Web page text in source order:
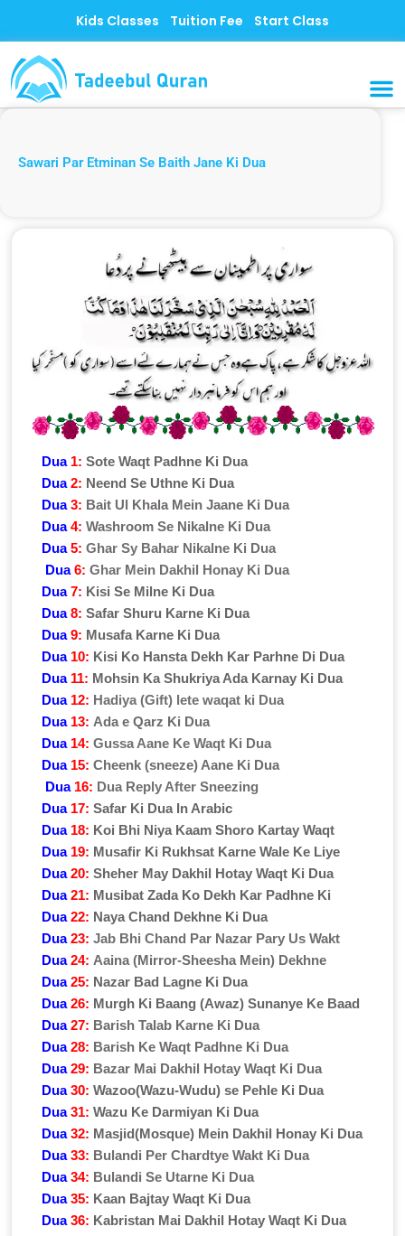
content
Kids Classes Tuition Fee Start Class
Sawari Par Etminan Se Baith Jane Ki Dua
Dua 1: Sote Waqt Padhne Ki Dua
Dua 2: Neend Se Uthne Ki Dua
Dua 3: Bait Ul Khala Mein Jaane Ki Dua
Dua 4: Washroom Se Nikalne Ki Dua
Dua 5: Ghar Sy Bahar Nikalne Ki Dua
Dua 6: Ghar Mein Dakhil Honay Ki Dua
Dua 7: Kisi Se Milne Ki Dua
Dua 8: Safar Shuru Karne Ki Dua
Dua 9: Musafa Karne Ki Dua
Dua 10: Kisi Ko Hansta Dekh Kar Parhne Di Dua
Dua 11: Mohsin Ka Shukriya Ada Karnay Ki Dua
Dua 12: Hadiya (Gift) lete waqat ki Dua
Dua 13: Ada e Qarz Ki Dua
Dua 14: Gussa Aane Ke Waqt Ki Dua
Dua 15: Cheenk (sneeze) Aane Ki Dua
Dua 16: Dua Reply After Sneezing
Dua 17: Safar Ki Dua In Arabic
Dua 18: Koi Bhi Niya Kaam Shoro Kartay Waqt
Dua 19: Musafir Ki Rukhsat Karne Wale Ke Liye
Dua 20: Sheher May Dakhil Hotay Waqt Ki Dua
Dua 21: Musibat Zada Ko Dekh Kar Padhne Ki
Dua 22: Naya Chand Dekhne Ki Dua
Dua 23: Jab Bhi Chand Par Nazar Pary Us Wakt
Dua24: Aaina (Mirror-Sheesha Mein) Dekhne
Dua 25: Nazar Bad Lagne Ki Dua
Dua 26: Murgh Ki Baang (Awaz) Sunanye Ke Baad
Dua 27: Barish Talab Karne Ki Dua
Dua 28: Barish Ke Waqt Padhne Ki Dua
Dua 29: Bazar Mai Dakhil Hotay Waqt Ki Dua
Dua 30: Wazoo(Wazu-Wudu) se Pehle Ki Dua
Dua31: Wazu Ke Darmiyan Ki Dua
Dua 32: Masjid(Mosque) Mein Dakhil Honay Ki Dua
Dua 33: Bulandi Per Chardtye Wakt Ki Dua
Dua 34: Bulandi Se Utarne Ki Dua
Dua 35: Kaan Bajtay Waqt Ki Dua
Dua 36: Kabristan Mai Dakhil Hotay Waqt Ki Dua